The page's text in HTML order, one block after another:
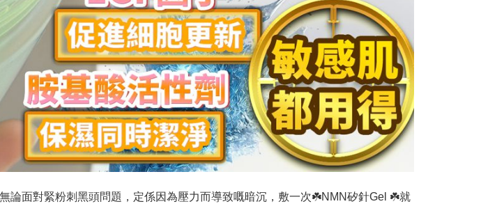
論面對緊粉刺黑頭問題，定係因為壓力而導致嘅暗沉，敷一次☘️NMN矽針Gel ☘️就